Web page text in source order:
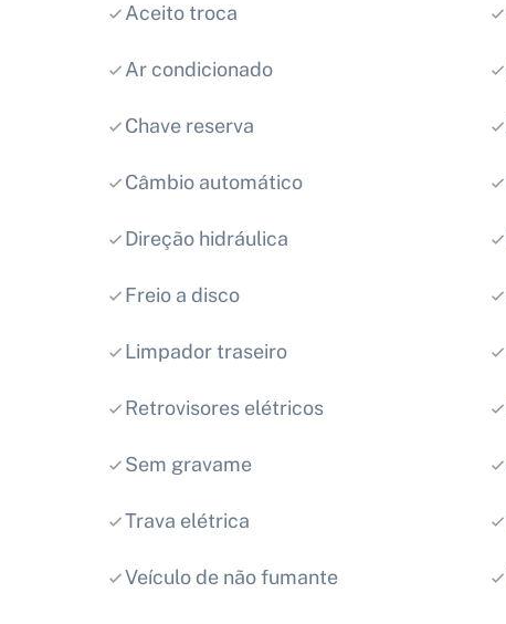
Aceito troca
Ar condicionado
Chave reserva
Câmbio automático
Direção hidráulica
Freio a disco
Limpador traseiro
Retrovisores elétricos
Sem gravame
Trava elétrica
Veículo de não fumante